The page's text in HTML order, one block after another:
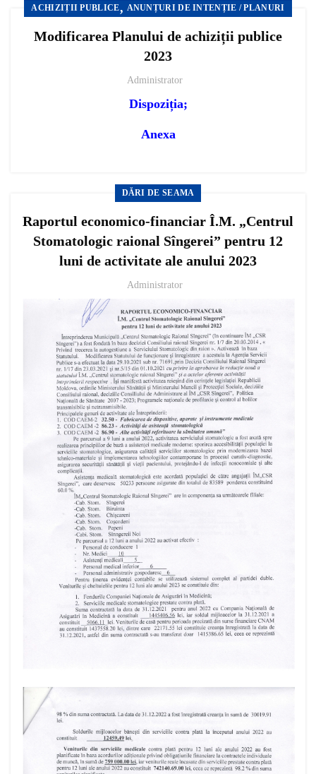
ACHIZIȚII PUBLICE, ANUNȚURI DE INTENȚIE / PLANURI
Modificarea Planului de achiziții publice
2023
Administrator
Dispoziția;
Anexa
DĂRI DE SEAMA
Raportul economico-financiar Î.M. „Centrul
Stomatologic raional Sîngerei” pentru 12
luni de activitate ale anului 2023
Administrator